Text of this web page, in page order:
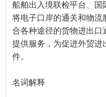
船舶出入境联检平台、国
将电子口岸的通关和物流
合各种途径的货物进出口
提供服务，为促进外贸进
件。
名词解释